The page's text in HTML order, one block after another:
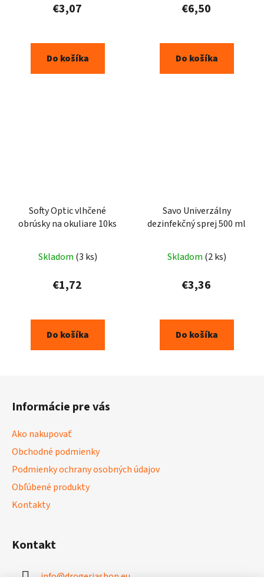
€3,07
Do košíka
€6,50
Do košíka
Softy Optic vlhčené
obrúsky na okuliare 10ks
Skladom (3 ks)
€1,72
Do košíka
Savo Univerzálny
dezinfekčný sprej 500 ml
Skladom (2 ks)
€3,36
Do košíka
Informácie pre vás
Ako nakupovať
Obchodné podmienky
Podmienky ochrany osobných údajov
Obľúbené produkty
Kontakty
Kontakt